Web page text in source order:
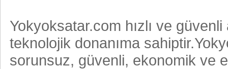
Yokyoksatar.com hızlı ve
teknolojik donanıma
sorunsuz, güvenli, ekonomik ve